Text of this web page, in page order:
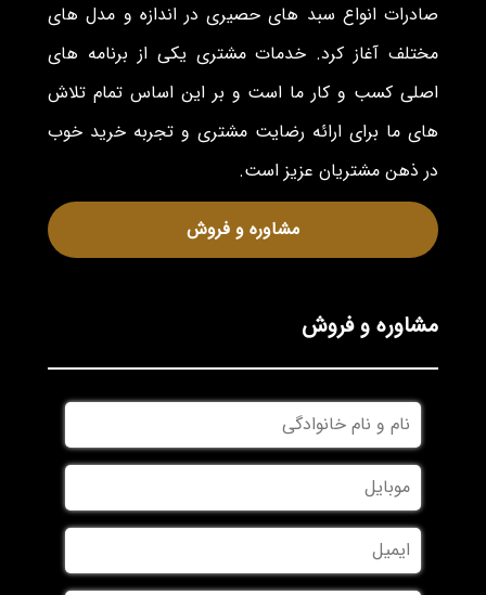
صادرات انواع سبد های حصیری در اندازه و مدل های
مختلف آغاز کرد. خدمات مشتری یکی از برنامه های
اصلی کسب و کار ما است و بر این اساس تمام تلاش
های ما برای ارائه رضایت مشتری و تجربه خرید خوب
در ذهن مشتریان عزیز است.
مشاوره و فروش
مشاوره و فروش
نام
و
نام
خانوادگی
موبایل
ایمیل